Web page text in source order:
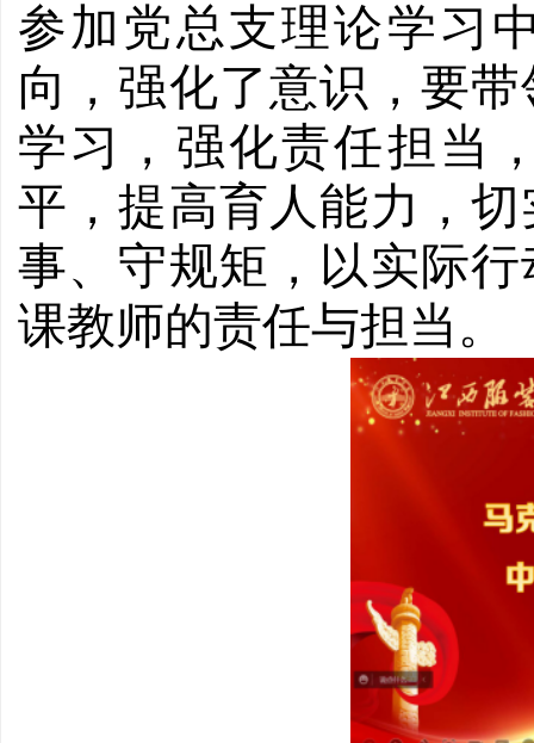
参加党总支理论学习
向，强化了意识，要
学习，强化责任担当
平，提高育人能力，
事、守规矩，以实际
课教师的责任与担当。